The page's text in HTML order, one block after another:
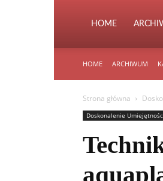
HOME
HOME ARCHIWUM
Strona główna
Doskonalenie